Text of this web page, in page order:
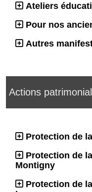
Ateliers
Pour nos
Autres
Actions
Protection de
Protection de
Montigny
Protection de